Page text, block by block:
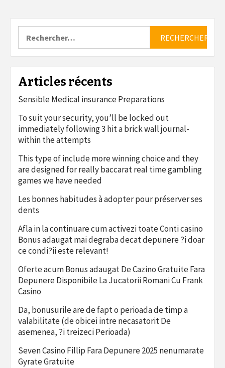
Articles récents
Sensible Medical insurance Preparations
To suit your security, you’ll be locked out
immediately following 3 hit a brick wall journal-
within the attempts
This type of include more winning choice and they
are designed for really baccarat real time gambling
games we have needed
Les bonnes habitudes à adopter pour préserver ses
dents
Afla in la continuare cum activezi toate Conti casino
Bonus adaugat mai degraba decat depunere ?i doar
ce condi?ii este relevant!
Oferte acum Bonus adaugat De Cazino Gratuite Fara
Depunere Disponibile La Jucatorii Romani Cu Frank
Casino
Da, bonusurile are de fapt o perioada de timp a
valabilitate (de obicei intre necasatorit De
asemenea, ?i treizeci Perioada)
Seven Casino Fillip Fara Depunere 2025 nenumarate
Gyrate Gratuite